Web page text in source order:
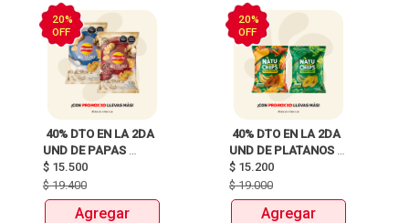
20%
OFF
40% DTO EN LA 2DA
UND DE PAPAS
MARGARITA RECETA
CLASICA X 120G Y
115G
$ 15.500
$19.400
Agregar
20%
OFF
40% DTO EN LA 2DA
UND DE PLATANOS
MARCA NATUCHIPS
$ 15.200
$19.000
Agregar